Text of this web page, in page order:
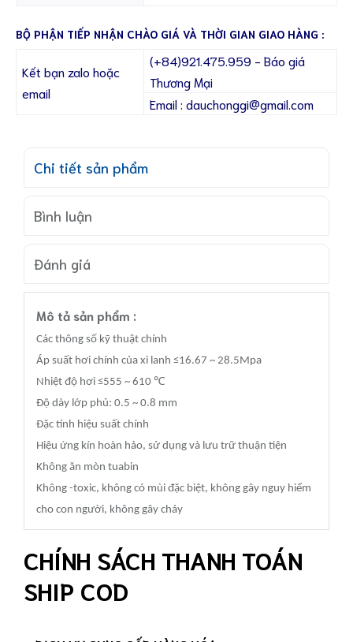
BỘ PHẬN TIẾP NHẬN CHÀO GIÁ VÀ THỜI GIAN GIAO HÀNG :
Kết bạn zalo hoặc
email
(+84)921.475.959 - Báo giá
Thương Mại
Email : dauchonggi@gmail.com
Chi tiết sản phẩm
Bình luận
Đánh giá
Mô tả sản phẩm :
Các thông số kỹ thuật chính
Áp suất hơi chính của xi lanh ≤16.67 ~ 28.5Mpa
Nhiệt độ hơi ≤555 ~ 610 ℃
Độ dày lớp phủ: 0.5 ~ 0.8 mm
Đặc tính hiệu suất chính
Hiệu ứng kín hoàn hảo, sử dụng và lưu trữ thuận tiện
Không ăn mòn tuabin
Không -toxic, không có mùi đặc biệt, không gây nguy hiểm
cho con người, không gây cháy
CHÍNH SÁCH THANH TOÁN
SHIP COD